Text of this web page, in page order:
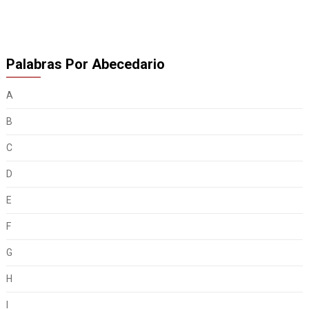
Palabras Por Abecedario
A
B
C
D
E
F
G
H